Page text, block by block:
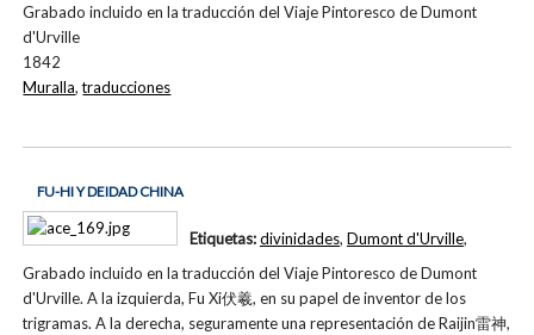
Grabado incluido en la traducción del Viaje Pintoresco de Dumont
d'Urville
1842
Muralla,traducciones
FU-HI Y DEIDAD CHINA
Grabado incluido en la traducción del Viaje Pintoresco de Dumont
d'Urville. A la izquierda, Fu Xi伏羲, en su papel de inventor de los
trigramas. A la derecha, seguramente una representación de Raijin雷神,
Etiquetas:divinidades, Dumont d'Urville,